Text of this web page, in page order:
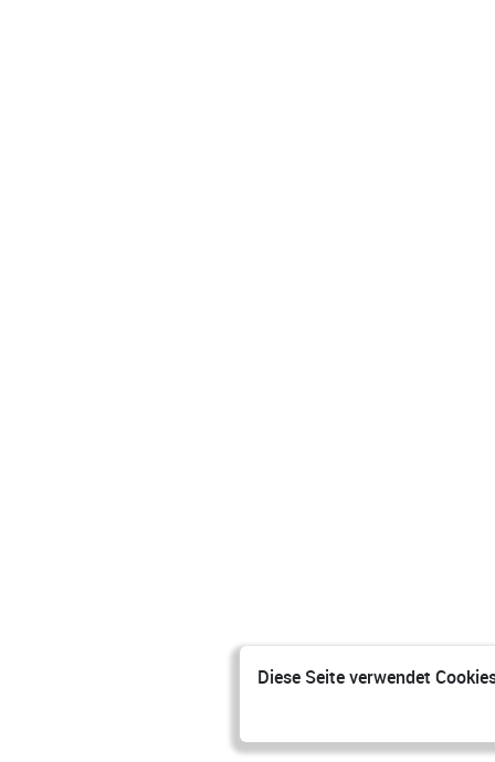
Diese Seite verwendet